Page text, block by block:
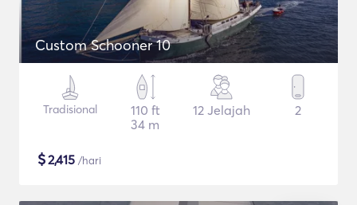
Custom Schooner 10
Tradisional
110 ft
34 m
12 Jelajah 2
$2,415 /hari